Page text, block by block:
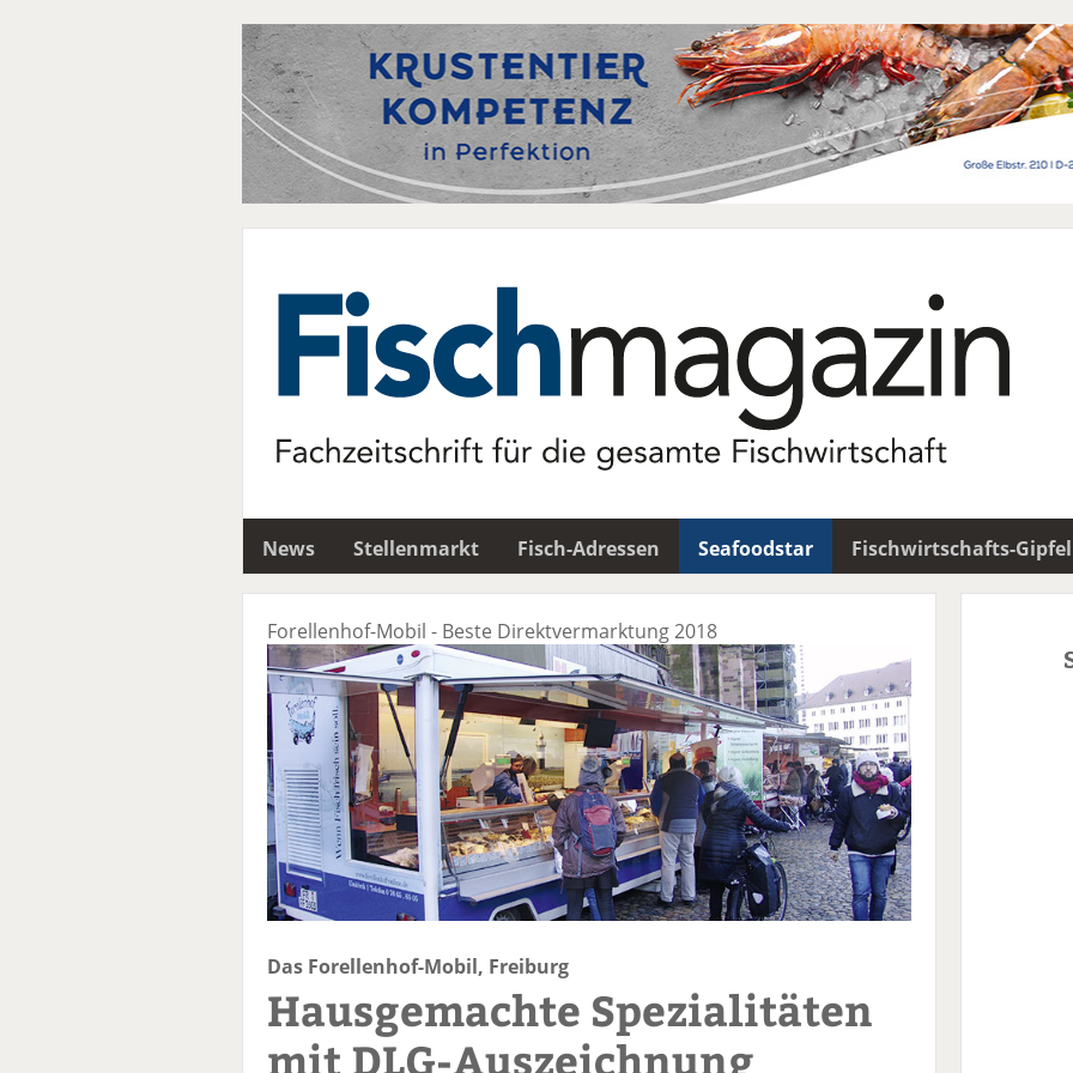
News Stellenmarkt Fisch-Adressen Seafoodstar Fischwirtschafts-Gipfel
Forellenhof-Mobil - Beste Direktvermarktung 2018
Das Forellenhof-Mobil, Freiburg
Hausgemachte Spezialitäten
mit DLG-Auszeichnung